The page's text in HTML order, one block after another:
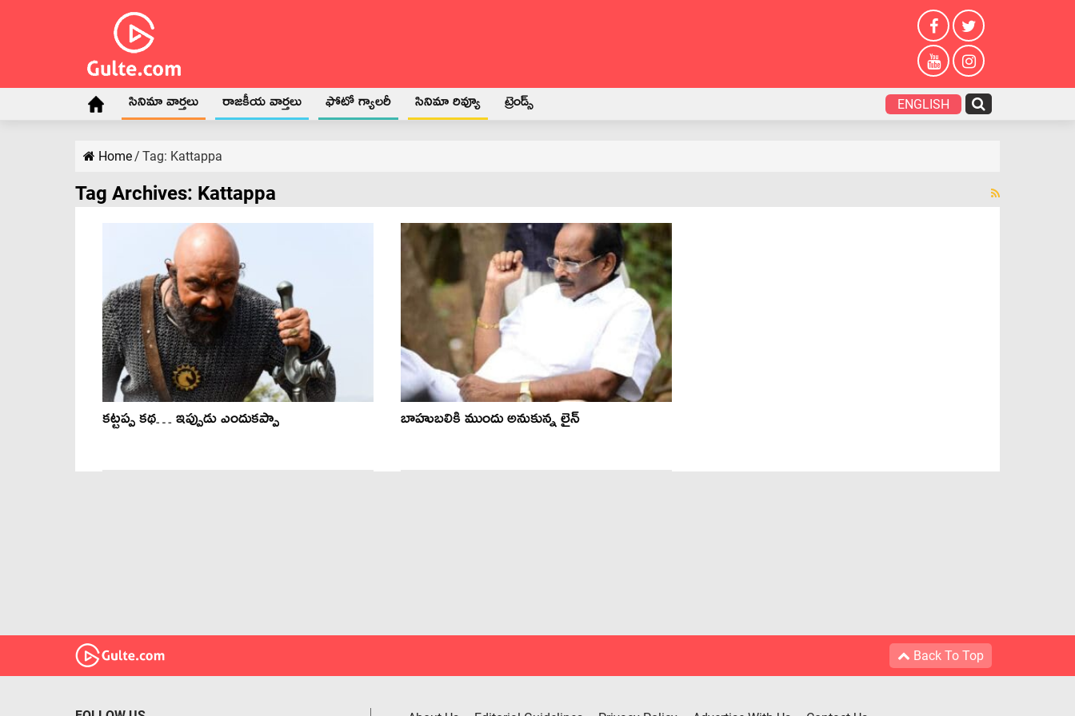
సినిమా వార్తలు రాజకీయ వార్తలు ఫోటో గ్యాలరీ సినిమా రివ్యూ ట్రెండ్స్ ENGLISH
Home/ Tag: Kattappa
Tag Archives: Kattappa
కట్టప్ప కథ… ఇప్పుడు ఎందుకప్పా బాహుబలికి ముందు అనుకున్న లైన్
Back To Top